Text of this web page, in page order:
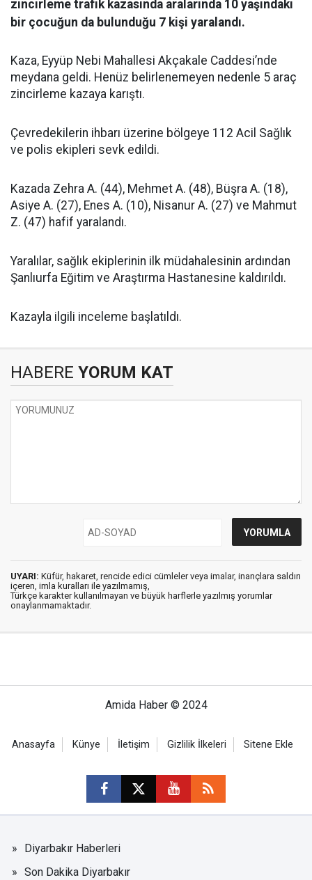
zincirleme trafik kazasında aralarında 10 yaşındaki
bir çocuğun da bulunduğu 7 kişi yaralandı.
Kaza, Eyyüp Nebi Mahallesi Akçakale Caddesi’nde
meydana geldi. Henüz belirlenemeyen nedenle 5 araç
zincirleme kazaya karıştı.
Çevredekilerin ihbarı üzerine bölgeye 112 Acil Sağlık
ve polis ekipleri sevk edildi.
Kazada Zehra A. (44), Mehmet A. (48), Büşra A. (18),
Asiye A. (27), Enes A. (10), Nisanur A. (27) ve Mahmut
Z. (47) hafif yaralandı.
Yaralılar, sağlık ekiplerinin ilk müdahalesinin ardından
Şanlıurfa Eğitim ve Araştırma Hastanesine kaldırıldı.
Kazayla ilgili inceleme başlatıldı.
HABERE YORUM KAT
UYARI: Küfür, hakaret, rencide edici cümleler veya imalar, inançlara saldırı
içeren, imla kuralları ile yazılmamış,
Türkçe karakter kullanılmayan ve büyük harflerle yazılmış yorumlar
onaylanmamaktadır.
Amida Haber © 2024
Anasayfa Künye İletişim Gizlilik İlkeleri Sitene Ekle
Diyarbakır Haberleri
Son Dakika Diyarbakır